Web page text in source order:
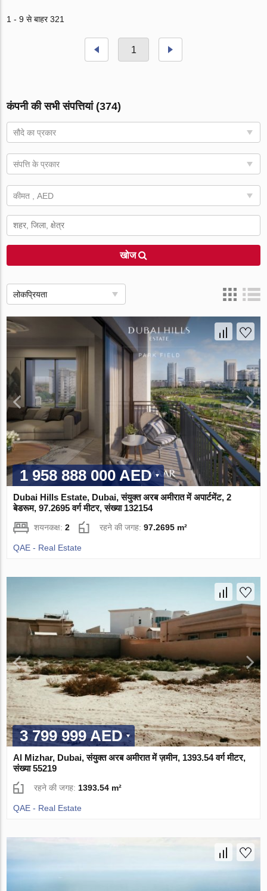
1 - 9 से बाहर 321
1
कंपनी की सभी संपत्तियां (374)
सौदे का प्रकार
संपत्ति के प्रकार
कीमत , AED
खोज
लोकप्रियता
1 958 888 000 AED
Dubai Hills Estate, Dubai, संयुक्त अरब अमीरात में अपार्टमेंट, 2
बेडरूम, 97.2695 वर्ग मीटर, संख्या 132154
शयनकक्ष:2 रहने की जगह:97.2695 m²
QAE - Real Estate
3 799 999 AED
Al Mizhar, Dubai, संयुक्त अरब अमीरात में ज़मीन, 1393.54 वर्ग मीटर,
संख्या 55219
रहने की जगह: 1393.54 m²
QAE - Real Estate